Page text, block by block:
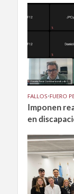
FALLOS•FUERO
Imponen
en